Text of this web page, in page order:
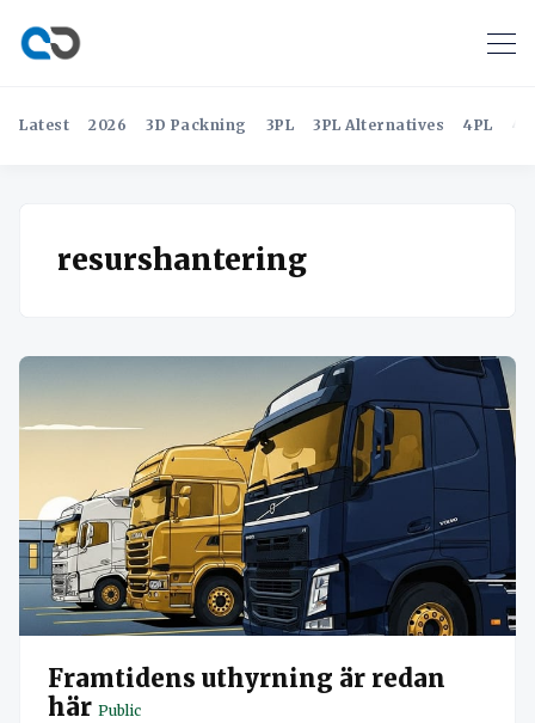
Latest 2026 3D Packning 3PL 3PL Alternatives 4PL
resurshantering
Framtidens uthyrning är redan
här Public